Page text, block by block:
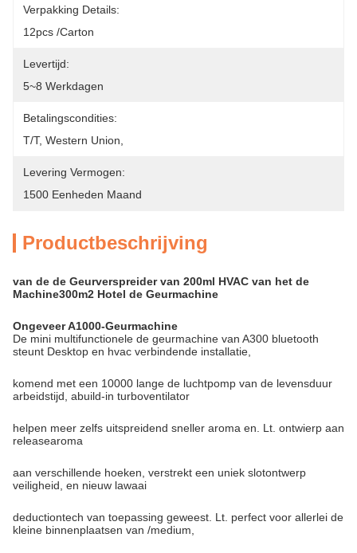
Verpakking Details:
12pcs /carton
Levertijd:
5~8 Werkdagen
Betalingscondities:
T/T, Western Union,
Levering Vermogen:
1500 Eenheden Maand
Productbeschrijving
van de de Geurverspreider van 200ml HVAC van het de
Machine300m2 Hotel de Geurmachine
Ongeveer A1000-Geurmachine
De mini multifunctionele de geurmachine van A300 bluetooth
steunt Desktop en hvac verbindende installatie,
komend met een 10000 lange de luchtpomp van de levensduur
arbeidstijd, abuild-in turboventilator
helpen meer zelfs uitspreidend sneller aroma en. Lt. ontwierp aan
releasearoma
aan verschillende hoeken, verstrekt een uniek slotontwerp
veiligheid, en nieuw lawaai
deductiontech van toepassing geweest. Lt. perfect voor allerlei de
kleine binnenplaatsen van /medium,